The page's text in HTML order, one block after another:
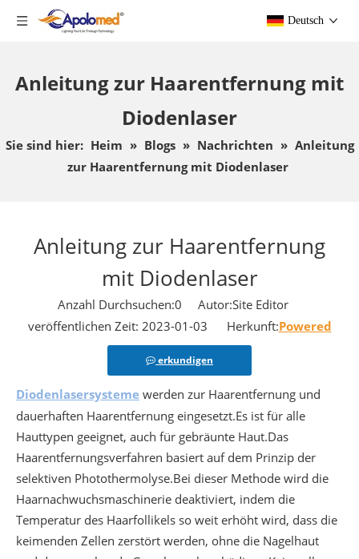
Deutsch
Anleitung zur Haarentfernung mit
Diodenlaser
Sie sind hier: Heim » Blogs » Nachrichten » Anleitung
zur Haarentfernung mit Diodenlaser
Anleitung zur Haarentfernung
mit Diodenlaser
Anzahl Durchsuchen:0 Autor:Site Editor
veröffentlichen Zeit: 2023-01-03 Herkunft:Powered
erkundigen
Diodenlasersysteme werden zur Haarentfernung und
dauerhaften Haarentfernung eingesetzt.Es ist für alle
Hauttypen geeignet, auch für gebräunte Haut.Das
Haarentfernungsverfahren basiert auf dem Prinzip der
selektiven Photothermolyse.Bei dieser Methode wird die
Haarnachwuchsmaschinerie deaktiviert, indem die
Temperatur des Haarfollikels so weit erhöht wird, dass die
keimenden Zellen zerstört werden, ohne die Nagelhaut